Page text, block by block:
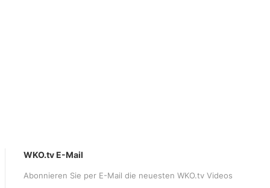
WKO.tv E-Mail
Abonnieren Sie per E-Mail die neuesten WKO.tv Videos